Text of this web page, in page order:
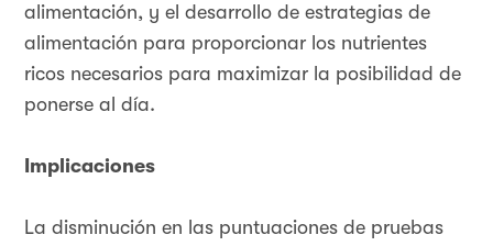
alimentación, y el desarrollo de estrategias de
alimentación para proporcionar los nutrientes
ricos necesarios para maximizar la posibilidad de
ponerse al día.
Implicaciones
La disminución en las puntuaciones de pruebas